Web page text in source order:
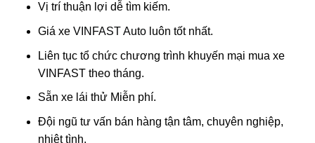
Vị trí thuận lợi dễ tìm kiếm.
Giá xeVINFAST Auto luôn tốt nhất.
Liên tục tổ chức chương trình khuyến mại mua xe
VINFAST theo tháng.
Sẵn xe lái thử Miễn phí.
Đội ngũ tư vấn bán hàng tận tâm, chuyên nghiệp,
nhiệt tình.